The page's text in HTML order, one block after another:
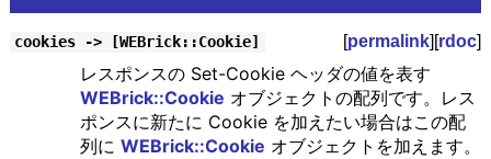
cookies -> [WEBrick::Cookie] [permalink][rdoc]
レスポンスの Set-Cookie ヘッダの値を表す
WEBrick::Cookie オブジェクトの配列です。レス
ポンスに新たに Cookie を加えたい場合はこの配
列に WEBrick::Cookie オブジェクトを加えます。